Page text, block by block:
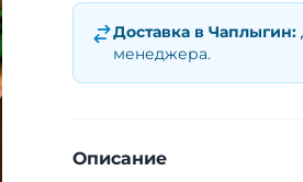
Доставка в Чаплыгин:
менеджера.
Описание